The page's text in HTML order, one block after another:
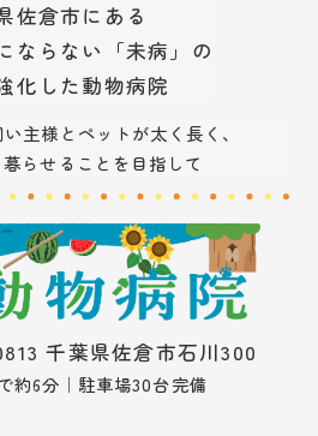
佐倉市にある
ならない「未病」の
化した動物病院
主様とペットが太く長く、
らせることを目指して
千葉県佐倉市石川300
約6分｜駐車場30台完備